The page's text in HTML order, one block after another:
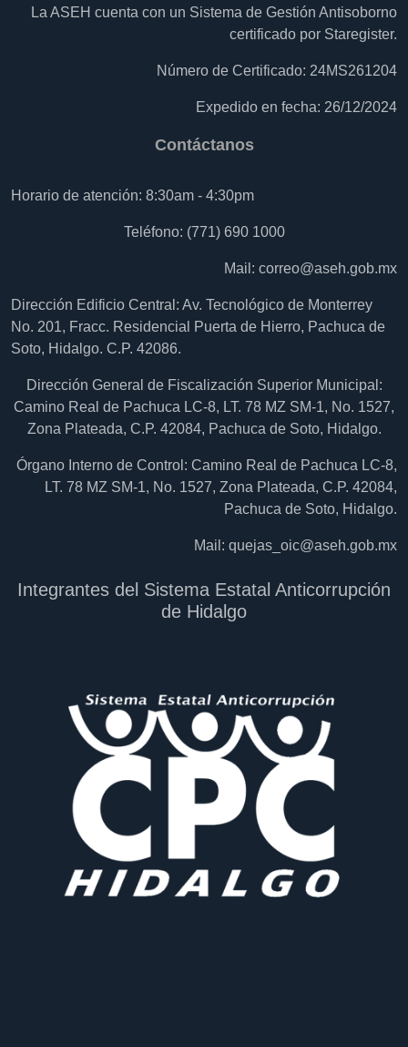
La ASEH cuenta con un Sistema de Gestión Antisoborno
certificado por Staregister.
Número de Certificado: 24MS261204
Expedido en fecha: 26/12/2024
Contáctanos
Horario de atención: 8:30am - 4:30pm
Teléfono: (771) 690 1000
Mail: correo@aseh.gob.mx
Dirección Edificio Central: Av. Tecnológico de Monterrey
No. 201, Fracc. Residencial Puerta de Hierro, Pachuca de
Soto, Hidalgo. C.P. 42086.
Dirección General de Fiscalización Superior Municipal:
Camino Real de Pachuca LC-8, LT. 78 MZ SM-1, No. 1527,
Zona Plateada, C.P. 42084, Pachuca de Soto, Hidalgo.
Órgano Interno de Control: Camino Real de Pachuca LC-8,
LT. 78 MZ SM-1, No. 1527, Zona Plateada, C.P. 42084,
Pachuca de Soto, Hidalgo.
Mail: quejas_oic@aseh.gob.mx
Integrantes del Sistema Estatal Anticorrupción
de Hidalgo